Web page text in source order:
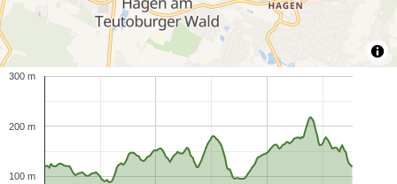
100 m
200 m
300 m